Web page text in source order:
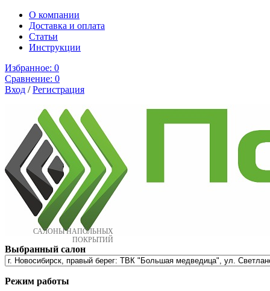
О компании
Доставка и оплата
Cтатьи
Инструкции
Избранное: 0
Сравнение: 0
Вход /Регистрация
САЛОНЫ НАПОЛЬНЫХ
ПОКРЫТИЙ
Выбранный салон
Режим работы